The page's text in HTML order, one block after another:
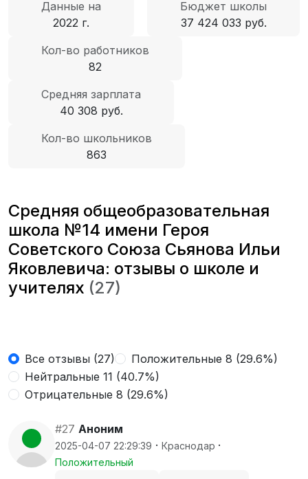
Данные на
2022 г.
Бюджет школы
37 424 033 руб.
Кол-во работников
82
Средняя зарплата
40 308 руб.
Кол-во школьников
863
Средняя общеобразовательная
школа №14 имени Героя
Советского Союза Сьянова Ильи
Яковлевича: отзывы о школе и
учителях (27)
Все отзывы (27)
Положительные 8 (29.6%)
Нейтральные 11 (40.7%)
Отрицательные 8 (29.6%)
#27 Аноним
2025-04-07 22:29:39 · Краснодар ·
Положительный